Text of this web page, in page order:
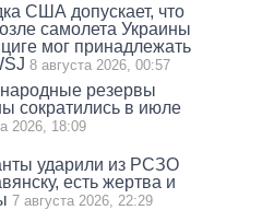
США допускает, что
самолета Украины
мог принадлежать
8 августа 2026, 00:57
резервы
сократились в июле
2026, 18:09
ударили из РСЗО
есть жертва и
7 августа 2026, 22:29